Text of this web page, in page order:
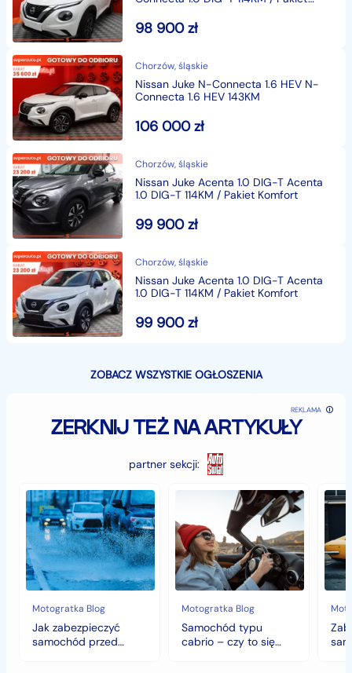
Kodeksu Cywilnego.
98 900zł
Chorzów, śląskie
Nissan Juke N-Connecta 1.6 HEV N-
Connecta 1.6 HEV 143KM
106 000zł
Chorzów, śląskie
Nissan Juke Acenta 1.0 DIG-T Acenta
1.0 DIG-T 114KM / Pakiet Komfort
99 900zł
Chorzów, śląskie
Nissan Juke Acenta 1.0 DIG-T Acenta
1.0 DIG-T 114KM / Pakiet Komfort
99 900zł
ZOBACZ WSZYSTKIE OGŁOSZENIA
ZERKNIJ TEŻ NA ARTYKUŁY
REKLAMA
partner sekcji:
Jak
zabezpieczyć
samochód
przed
jesiennymi
chłodami
i
deszczem?
Motogratka Blog
Jak zabezpieczyć
samochód przed
Samochód
cabrio
–
czy
to
się
opłaca
w
polskim
klimacie?
Motogratka Blog
Samochód typu
cabrio – czy to się
czyli